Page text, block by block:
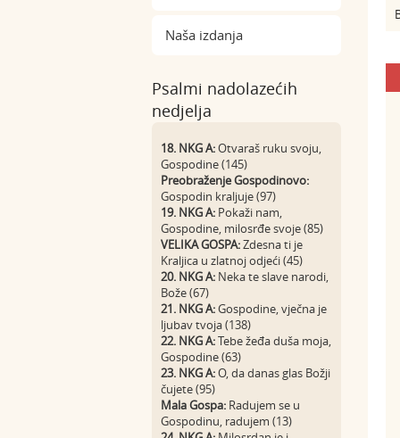
Naša izdanja
Psalmi nadolazećih
nedjelja
18. NKG A:Otvaraš ruku svoju,
Gospodine (145)
Preobraženje Gospodinovo:
Gospodin kraljuje (97)
19. NKG A: Pokaži nam,
Gospodine, milosrđe svoje (85)
VELIKA GOSPA:Zdesna ti je
Kraljica u zlatnoj odjeći (45)
20. NKG A: Neka te slave narodi,
Bože (67)
21. NKG A:Gospodine, vječna je
ljubav tvoja (138)
22. NKG A:Tebe žeđa duša moja,
Gospodine (63)
23. NKG A:O, da danas glas Božji
čujete (95)
Mala Gospa: Radujem se u
Gospodinu, radujem (13)